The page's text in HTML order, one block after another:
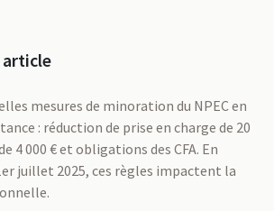
article
mesures de minoration du NPEC en
: réduction de prise en charge de 20
4 000 € et obligations des CFA. En
juillet 2025, ces règles impactent la